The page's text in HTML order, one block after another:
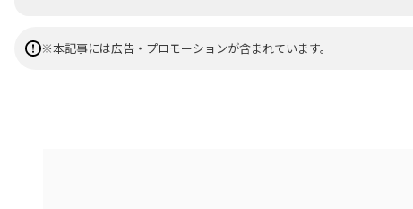
※本記事には広告・プロモーションが含まれています。